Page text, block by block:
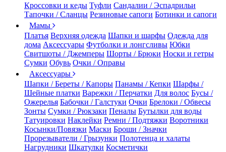
Кроссовки и кеды Туфли Сандалии / Эспадрильи
Тапочки / Сланцы Резиновые сапоги Ботинки и сапоги
Мамы
Платья Верхняя одежда Шапки и шарфы Одежда для
дома Аксессуары Футболки и лонгсливы Юбки
Свитшоты / Джемперы Шорты / Брюки Носки и гетры
Сумки Обувь Очки / Оправы
Аксессуары
Шапки / Береты / Капоры Панамы / Кепки Шарфы /
Шейные платки Варежки / Перчатки Для волос Бусы /
Ожерелья Бабочки / Галстуки Очки Брелоки / Обвесы
Зонты Сумки / Рюкзаки Пеналы Бутылки для воды
Татуировки Наклейки Ремни / Подтяжки Воротники
Косынки/Повязки Маски Броши / Значки
Прорезыватели / Грызунки Полотенца и халаты
Нагрудники Шкатулки Косметички